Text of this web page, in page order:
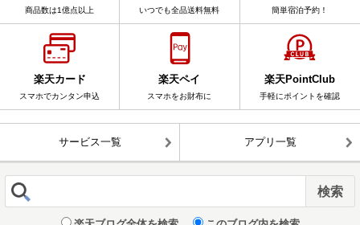
商品数は1億点以上 いつでも全品送料無料 簡単宿泊予約！
楽天カード
スマホでカンタン申込
楽天ペイ
スマホをお財布に
楽天PointClub
手軽にポイントを確認
サービス一覧 アプリ一覧